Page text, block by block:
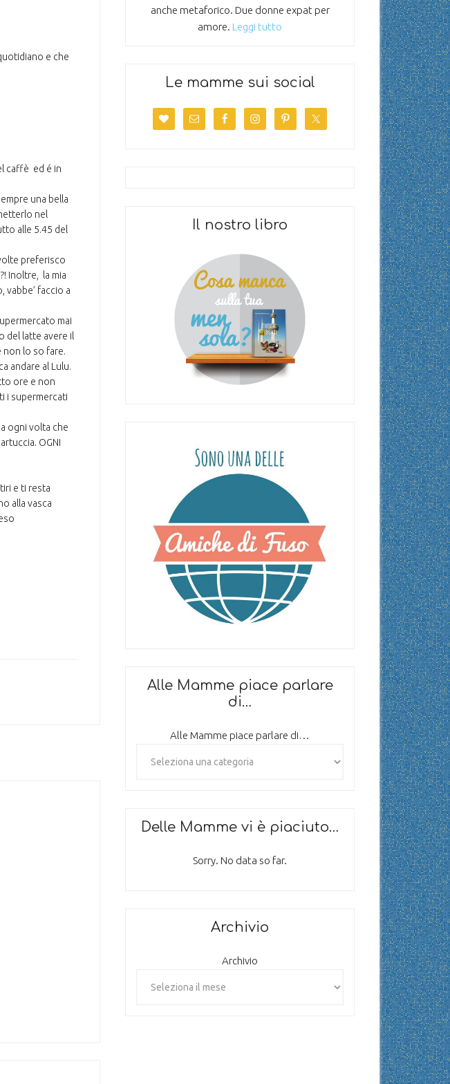
e che
caffè ed é in
una bella
nel
alle 5.45 del
preferisco
Inoltre, la mia
vabbe’ faccio a
mai
del latte avere il
non lo so fare.
andare al Lulu.
ore e non
i supermercati
ogni volta che
OGNI
e ti resta
alla vasca
anche metaforico. Due donne expat per
amore. Leggi tutto
Le mamme sui social
Il nostro libro
Alle Mamme piace parlare
di…
Alle Mamme piace parlare di…
Delle Mamme vi è piaciuto…
Sorry. No data so far.
Archivio
Archivio